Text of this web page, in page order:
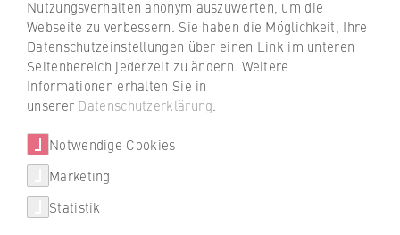
k
u
S
a
h
u
l
e
f
r
W
i
r
c
k
z
u
r
t
a
t
Studiengänge
Weitere Studienangebote
International studieren
Nutzungsverhalten anonym auszuwerten, um die
Webseite zu verbessern. Sie haben die Möglichkeit, Ihre
Datenschutzeinstellungen über einen Link im unteren
Seitenbereich jederzeit zu ändern. Weitere
Informationen erhalten Sie in
unserer Datenschutzerklärung
Notwendige Cookies
Marketing
Statistik